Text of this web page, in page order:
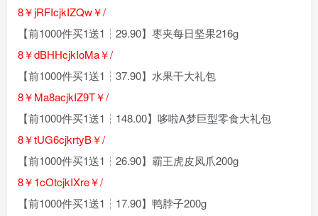
8￥jRFIcjkIZQw￥/
【前1000件买1送1┆29.90】枣夹每日坚果216g
8￥dBHHcjkIoMa￥/
【前1000件买1送1┆37.90】水果干大礼包
8￥Ma8acjkIZ9T￥/
【前1000件买1送1┆148.00】哆啦A梦巨型零食大礼包
8￥tUG6cjkrtyB￥/
【前1000件买1送1┆26.90】霸王虎皮凤爪200g
8￥1cOtcjkIXre￥/
【前1000件买1送1┆17.90】鸭脖子200g